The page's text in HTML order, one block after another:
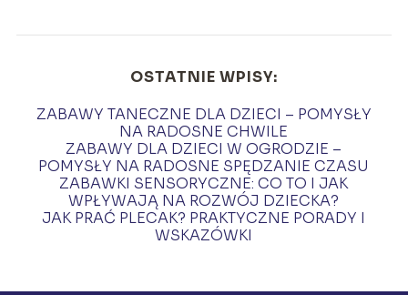
OSTATNIE WPISY:
ZABAWY TANECZNE DLA DZIECI – POMYSŁY
NA RADOSNE CHWILE
ZABAWY DLA DZIECI W OGRODZIE –
POMYSŁY NA RADOSNE SPĘDZANIE CZASU
ZABAWKI SENSORYCZNE: CO TO I JAK
WPŁYWAJĄ NA ROZWÓJ DZIECKA?
JAK PRAĆ PLECAK? PRAKTYCZNE PORADY I
WSKAZÓWKI